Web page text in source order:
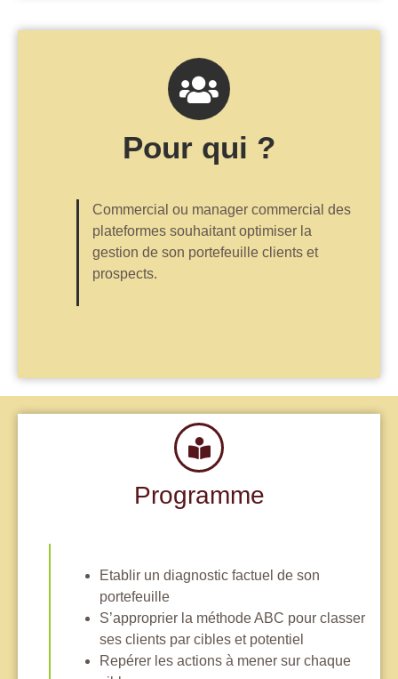
Pour qui ?
Commercial ou manager commercial des
plateformes souhaitant optimiser la
gestion de son portefeuille clients et
prospects.
Programme
Etablir un diagnostic factuel de son
portefeuille
S’approprier la méthode ABC pour classer
ses clients par cibles et potentiel
Repérer les actions à mener sur chaque